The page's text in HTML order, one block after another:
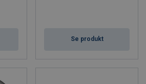
Se produkt